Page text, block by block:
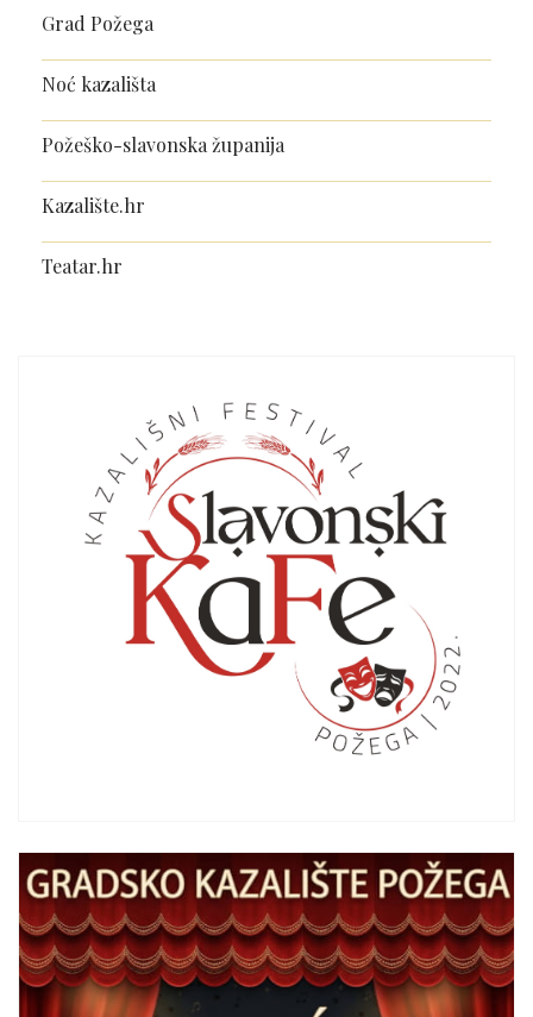
Grad Požega
Noć kazališta
Požeško-slavonska županija
Kazalište.hr
Teatar.hr